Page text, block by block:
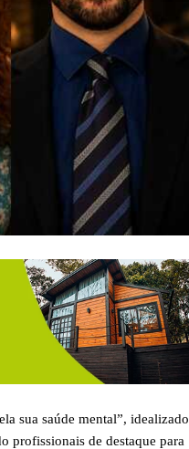
sua saúde mental”, idealizado
profissionais de destaque para